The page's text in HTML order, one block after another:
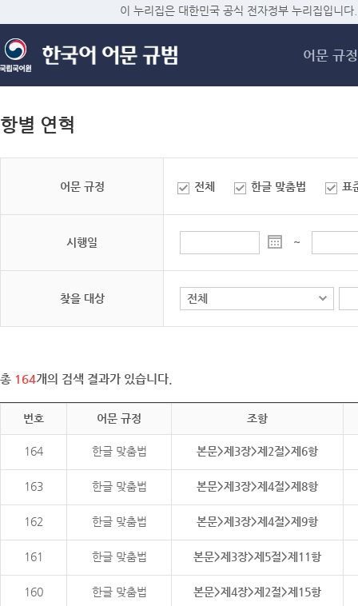
메
이 누리집은 대한민국 공식 전자정부 누리집입니다.
어문 규정
항별 연혁
어문 규정 전체 한글 맞춤법 표
시행일 ~
찾을 대상
총 164개의 검색 결과가 있습니다.
번호 어문 규정 조항
164 한글 맞춤법 본문>제3장>제2절>제6항
163 한글 맞춤법 본문>제3장>제4절>제8항
162 한글 맞춤법 본문>제3장>제4절>제9항
161 한글 맞춤법 본문>제3장>제5절>제11항
160 한글 맞춤법 본문>제4장>제2절>제15항